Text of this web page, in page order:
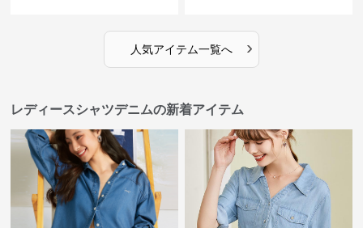
人気アイテム一覧へ ›
レディースシャツデニムの新着アイテム